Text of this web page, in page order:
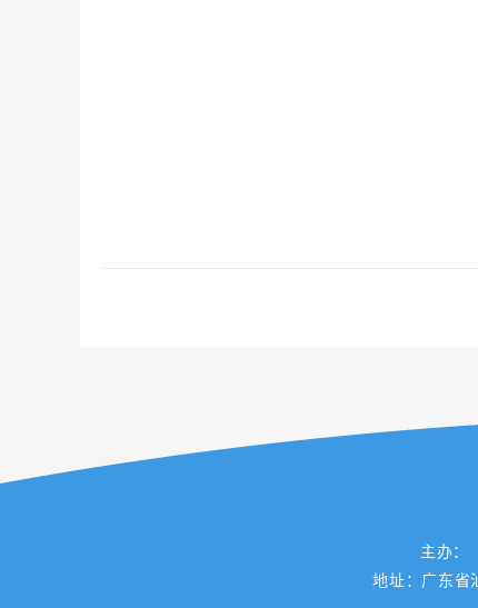
主办：
地址：广东